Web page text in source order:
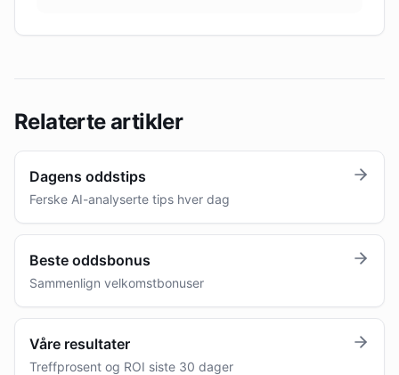
Relaterte artikler
Dagens oddstips
Ferske AI-analyserte tips hver dag
Beste oddsbonus
Sammenlign velkomstbonuser
Våre resultater
Treffprosent og ROI siste 30 dager